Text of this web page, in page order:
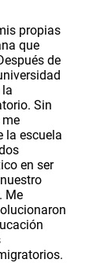
propias
que
de
Sin
me
la escuela
en ser
Me